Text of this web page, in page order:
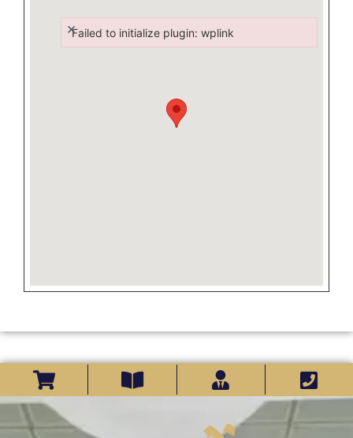
Failed to initialize plugin: wplink
×